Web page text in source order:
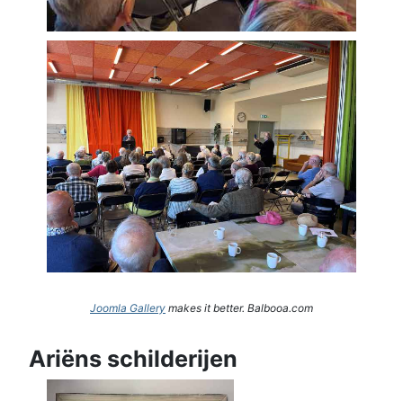
Joomla Gallery makes it better. Balbooa.com
Ariëns schilderijen